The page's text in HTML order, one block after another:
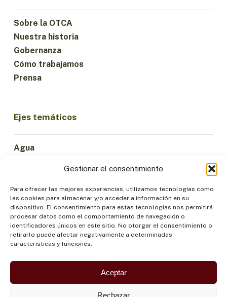
Gestionar el consentimiento
Para ofrecer las mejores experiencias, utilizamos tecnologías como
las cookies para almacenar y/o acceder a información en su
dispositivo. El consentimiento para estas tecnologías nos permitirá
procesar datos como el comportamiento de navegación o
identificadores únicos en este sitio. No otorgar el consentimiento o
retirarlo puede afectar negativamente a determinadas
características y funciones.
Aceptar
Rechazar
Sobre la OTCA
Nuestra historia
Gobernanza
Cómo trabajamos
Prensa
Ejes temáticos
Agua
Economía Sostenible
Bosques y Biodiversidad
Institucionalidad
Participación
Pueblos Indígenas